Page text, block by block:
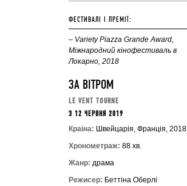
ФЕСТИВАЛІ І ПРЕМІЇ:
– Variety Piazza Grande Award,
Міжнародний кінофестиваль в
Локарно, 2018
ЗА ВІТРОМ
LE VENT TOURNE
З 12 ЧЕРВНЯ 2019
Країна: Швейцарія, Франція, 2018
Хронометраж: 88 хв.
Жанр: драма
Режисер: Беттіна Оберлі